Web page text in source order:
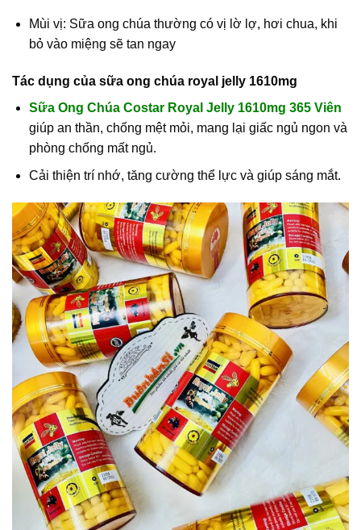
Mùi vị: Sữa ong chúa thường có vị lờ lợ, hơi chua, khi
bỏ vào miệng sẽ tan ngay
Tác dụng của sữa ong chúa royal jelly 1610mg
Sữa Ong Chúa Costar Royal Jelly 1610mg 365 Viên
giúp an thần, chống mệt mỏi, mang lại giấc ngủ ngon và
phòng chống mất ngủ.
Cải thiện trí nhớ, tăng cường thể lực và giúp sáng mắt.